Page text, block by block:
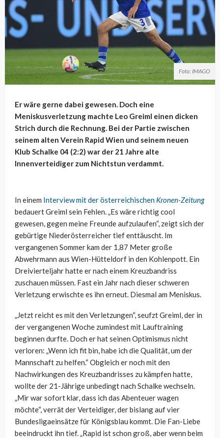
Foto: IMAGO
Er wäre gerne dabei gewesen. Doch eine
Meniskusverletzung machte Leo Greiml einen dicken
Strich durch die Rechnung. Bei der Partie zwischen
seinem alten Verein Rapid Wien und seinem neuen
Klub Schalke 04 (2:2) war der 21 Jahre alte
Innenverteidiger zum Nichtstun verdammt.
In einem Interview mit der österreichischen Kronen-Zeitung
bedauert Greiml sein Fehlen. „Es wäre richtig cool
gewesen, gegen meine Freunde aufzulaufen“, zeigt sich der
gebürtige Niederösterreicher tief enttäuscht. Im
vergangenen Sommer kam der 1,87 Meter große
Abwehrmann aus Wien-Hütteldorf in den Kohlenpott. Ein
Dreivierteljahr hatte er nach einem Kreuzbandriss
zuschauen müssen. Fast ein Jahr nach dieser schweren
Verletzung erwischte es ihn erneut. Diesmal am Meniskus.
„Jetzt reicht es mit den Verletzungen“, seufzt Greiml, der in
der vergangenen Woche zumindest mit Lauftraining
beginnen durfte. Doch er hat seinen Optimismus nicht
verloren: „Wenn ich fit bin, habe ich die Qualität, um der
Mannschaft zu helfen.“ Obgleich er noch mit den
Nachwirkungen des Kreuzbandrisses zu kämpfen hatte,
wollte der 21-Jährige unbedingt nach Schalke wechseln.
„Mir war sofort klar, dass ich das Abenteuer wagen
möchte“, verrät der Verteidiger, der bislang auf vier
Bundesligaeinsätze für Königsblau kommt. Die Fan-Liebe
beeindruckt ihn tief. „Rapid ist schon groß, aber wenn beim